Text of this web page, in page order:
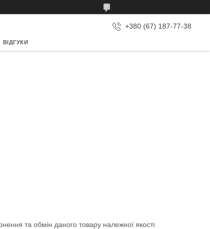
+380 (67) 187-77-38
ВІДГУКИ
та обмін даного товару належної якості